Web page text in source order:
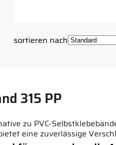
sortieren nach
315 PP
zu PVC-
eine zuverlässige